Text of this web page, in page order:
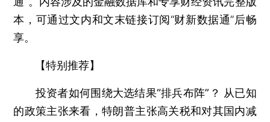
本，可通过文内和文末链接订阅“财新数据通”后畅
享。
【特别推荐】
投资者如何围绕大选结果“排兵布阵”？ 从已知
的政策主张来看，特朗普主张高关税和对其国内减